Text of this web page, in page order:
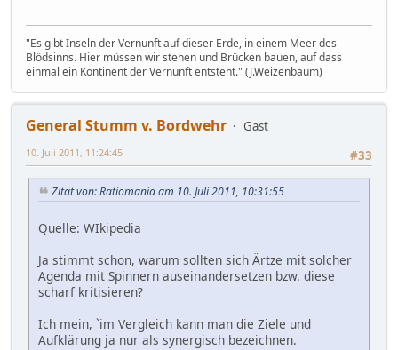
"Es gibt Inseln der Vernunft auf dieser Erde, in einem Meer des
Blödsinns. Hier müssen wir stehen und Brücken bauen, auf dass
einmal ein Kontinent der Vernunft entsteht." (J.Weizenbaum)
General Stumm v. Bordwehr
Gast
#33
10. Juli 2011, 11:24:45
Zitat von: Ratiomania am 10. Juli 2011, 10:31:55
Quelle: WIkipedia
Ja stimmt schon, warum sollten sich Ärtze mit solcher
Agenda mit Spinnern auseinandersetzen bzw. diese
scharf kritisieren?
Ich mein, `im Vergleich kann man die Ziele und
Aufklärung ja nur als synergisch bezeichnen.